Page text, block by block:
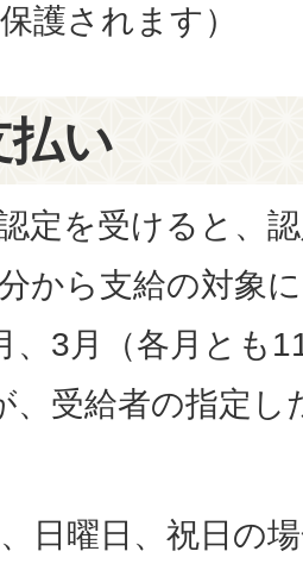
護されます）
払い
定を受けると、
から支給の対象
、3月（各月とも
、受給者の指定し
日曜日、祝日の